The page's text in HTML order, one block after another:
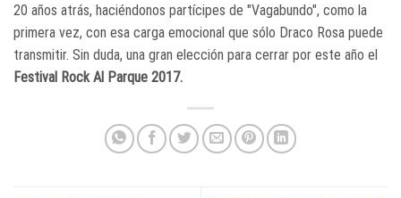
20 años atrás, haciéndonos partícipes de "Vagabundo", como la
primera vez, con esa carga emocional que sólo Draco Rosa puede
transmitir. Sin duda, una gran elección para cerrar por este año el
Festival Rock Al Parque 2017.